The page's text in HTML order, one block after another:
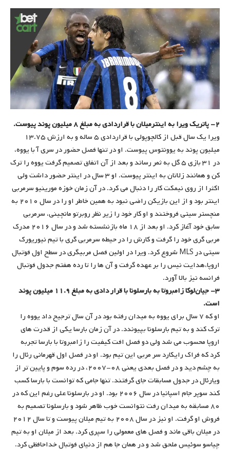
۲- پاتریک ویرا به اینترمیلان با قراردادی به مبلغ ۸ میلیون پوند پیوست.
ویرا یک سال قبل از کالچوپولی با قراردادی ۵ ساله و به ارزش ۱۳.۷۵
میلیون پوند به یوونتوس پیوست. او در تنها فصل حضور در سری آ با یووه،
در ۳۱ بازی ۵ گل به ثمر رساند و بعد از آن اتفاق تصمیم گرفت یووه را ترک
کن و همانند زلاتان به اینتر پیوست. او ۳ سال در اینتر حضور داشت ولی
اکثرا از روی نیمکت کار را دنبال می کرد. در آن زمان خوزه مورینیو سرمربی
اینتر بود و از این بازیکن راضی نبود به همین خاطر او را در سال ۲۰۱۰ به
منچستر سیتی فروختند و او کار خود را زیر نظر روبرتو مانچینی، سرمربی
سابق خود آغاز کرد. او بعد از ۱۸ ماه بازنشسته شد و در سال ۲۰۱۶ مدرک
مربی گری خود را گرفت و کارش را در حیطه سرمربی گری با تیم نیوریورک
سیتی در MLS شروع کرد. ویرا در اولین فصل مربیگری در سطح اول فوتبال
اروپا،هدایت نیس را بر عهده گرفت و آن ها را تا رده هفتم جدول فوتبال
فرانسه نیز بالا آورد.
۳- جیان‌لوکا زامبروتا به بارسلونا با قرار دادی به مبلغ ۱۱.۹ میلیون پوند
است.
او که ۷ سال برای یووه به میدان رفته بود در آن سال ترجیح داد یووه را
ترک کند و به تیم بارسلونا بپیوندد. در آن زمان بارسا یکی از قدرت های
اروپا محسوب می شد ولی دو فصل افت کیفیت را زامبروتا با بارسا تجربه
کرد که فراک رایکارد سر مربی این تیم بود. او در فصل اول قهرمانی رئال را
به چشم دید و در فصل بعدی یعنی ۰۸-۲۰۰۷، در رده سوم و پایین تر از
ویارئال در جدول مسابقات جای گرفتند. تنها جامی که توانست با بارسا کسب
کند سوپر جام اسپانیا در سال ۲۰۰۶ بود. او در بارسلونا علی رغم این که در
۸۰ مسابقه به میدان رفت نتوانست خوب ظاهر شود و بارسلونا تصمیم به
فروش او گرفت. او نیز در سال ۲۰۰۸ به تیم میلان پیوست و تا سال ۲۰۱۲
در میلان باقی ماند و فصل های معمولی را سپری کرد. بعد از میلان او به تیم
چیاسو سوئیس ملحق شد و در همان جا هم از دنیای فوتبال خداحافظی کرد.